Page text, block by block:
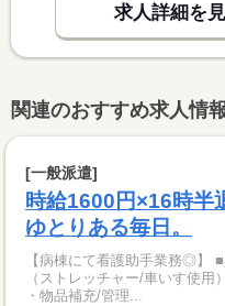
求人詳細を
関連のおすすめ求人情
[一般派遣]
時給1600円×16時半
ゆとりある毎日。
【病棟にて看護助手業務◎】 ■具体的には… ・病棟での患者様搬送
（ストレッチャー/車いす使
・物品補充/管理...